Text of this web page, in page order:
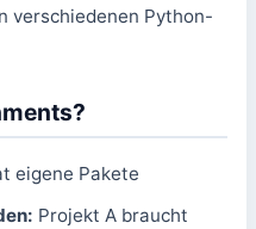
verschiedenen Python-
eigene Pakete
Projekt A braucht